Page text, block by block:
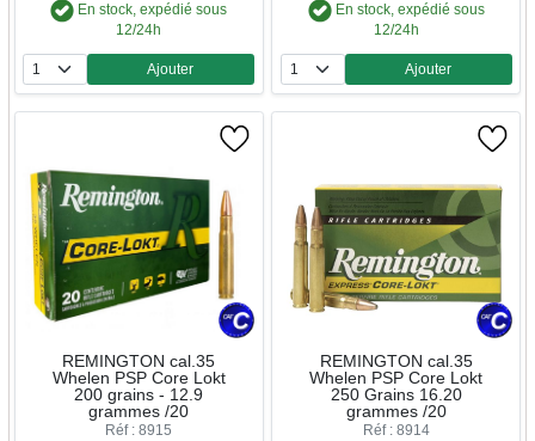
En stock, expédié sous
12/24h
Quantité
Ajouter
En stock, expédié sous
12/24h
Quantité
Ajouter
REMINGTON cal.35
Whelen PSP Core Lokt
200 grains - 12.9
grammes /20
Réf : 8915
REMINGTON cal.35
Whelen PSP Core Lokt
250 Grains 16.20
grammes /20
Réf : 8914